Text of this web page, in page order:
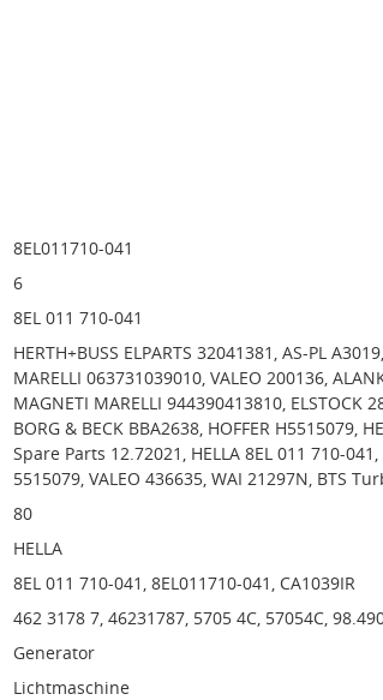
8EL011710-041
6
8EL 011 710-041
HERTH+BUSS ELPARTS 32041381, AS-PL
MARELLI 063731039010, VALEO 200136,
MAGNETI MARELLI 944390413810, ELSTOCK
BORG & BECK BBA2638, HOFFER H5515079,
Spare Parts 12.72021, HELLA 8EL 011 710-
5515079, VALEO 436635, WAI 21297N, BTS
80
HELLA
8EL 011 710-041, 8EL011710-041, CA1039IR
462 3178 7, 46231787, 5705 4C, 57054C,
Generator
Lichtmaschine